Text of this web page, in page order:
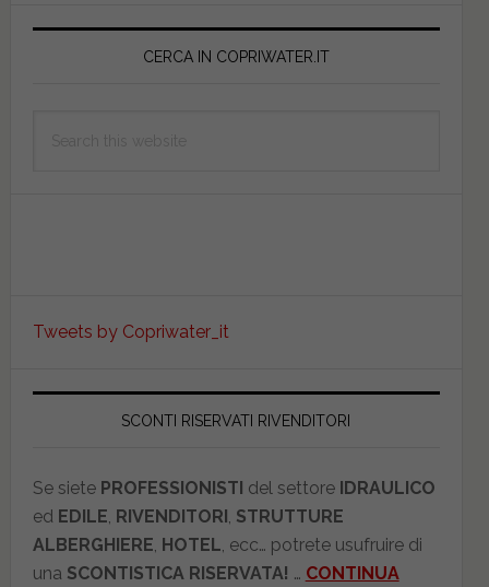
Primary
CERCA IN COPRIWATER.IT
Tweets by Copriwater_it
SCONTI RISERVATI RIVENDITORI
Se siete PROFESSIONISTI del settore IDRAULICO
ed EDILE, RIVENDITORI, STRUTTURE
ALBERGHIERE, HOTEL, ecc… potrete usufruire di
una SCONTISTICA RISERVATA! … CONTINUA